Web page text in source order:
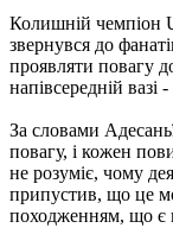
Колишній чемпіон
звернувся до
проявляти повагу
напівсередній
За словами
повагу, і кожен
не розуміє, чому
припустив, що це
походженням, що є